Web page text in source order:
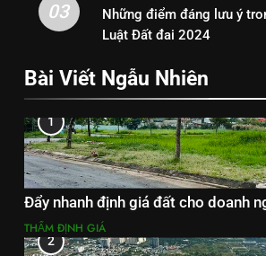
03
Những điểm đáng lưu ý
Luật Đất đai 2024
Bài Viết Ngẫu Nhiên
1
Đẩy nhanh định giá đất cho doanh
THẨM ĐỊNH GIÁ
2